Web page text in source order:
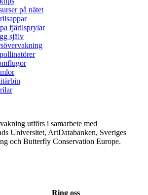
på nätet
fjärilsprylar
själv
utförs i samarbete med
Universitet, ArtDatabanken, Sveriges
och Butterfly Conservation Europe.
Ring oss